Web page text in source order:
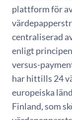
plattform för
centraliserad
enligt
versus-
har hittills 24
europeiska
Finland, som